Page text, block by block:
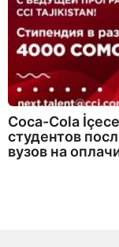
Coca-Cola
студентов
вузов на